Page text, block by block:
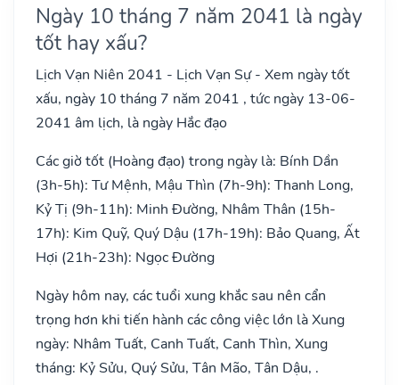
Ngày 10 tháng 7 năm 2041 là ngày
tốt hay xấu?
Lịch Vạn Niên 2041 - Lịch Vạn Sự - Xem ngày tốt
xấu, ngày 10 tháng 7 năm 2041 , tức ngày 13-06-
2041 âm lịch, là ngày Hắc đạo
Các giờ tốt (Hoàng đạo) trong ngày là: Bính Dần
(3h-5h): Tư Mệnh, Mậu Thìn (7h-9h): Thanh Long,
Kỷ Tị (9h-11h): Minh Đường, Nhâm Thân (15h-
17h): Kim Quỹ, Quý Dậu (17h-19h): Bảo Quang, Ất
Hợi (21h-23h): Ngọc Đường
Ngày hôm nay, các tuổi xung khắc sau nên cẩn
trọng hơn khi tiến hành các công việc lớn là Xung
ngày: Nhâm Tuất, Canh Tuất, Canh Thìn, Xung
tháng: Kỷ Sửu, Quý Sửu, Tân Mão, Tân Dậu, .